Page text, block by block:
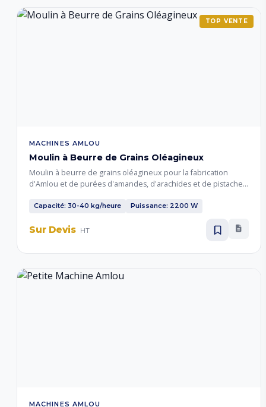
TOP VENTE
MACHINES AMLOU
Moulin à Beurre de Grains Oléagineux
Moulin à beurre de grains oléagineux pour la fabrication
d'Amlou et de purées d'amandes, d'arachides et de pistaches.
secs oléagineux.
Capacité: 30-40 kg/heure Puissance: 2200 W
Sur Devis HT
MACHINES AMLOU